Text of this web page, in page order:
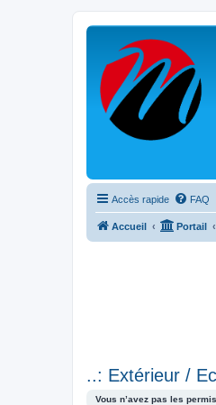
Accès rapide FAQ
Accueil Portail
..: Extérieur /
Vous n’avez pas les